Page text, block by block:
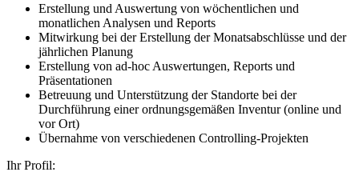
Erstellung und Auswertung von wöchentlichen und
monatlichen Analysen und Reports
Mitwirkung bei der Erstellung der Monatsabschlüsse und der
jährlichen Planung
Erstellung von ad-hoc Auswertungen, Reports und
Präsentationen
Betreuung und Unterstützung der Standorte bei der
Durchführung einer ordnungsgemäßen Inventur (online und
vor Ort)
Übernahme von verschiedenen Controlling-Projekten
Ihr Profil: